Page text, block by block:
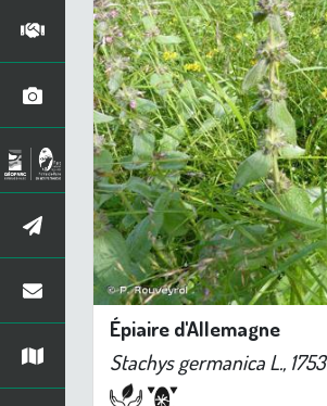
Épiaire d'Allemagne
Stachys germanica L., 1753